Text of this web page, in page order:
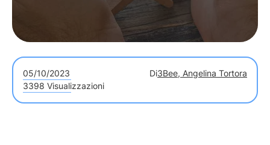
05/10/2023 Di3Bee, Angelina Tortora
3398 Visualizzazioni